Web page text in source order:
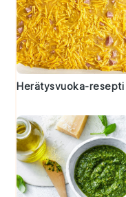
Herätysvuoka-resepti